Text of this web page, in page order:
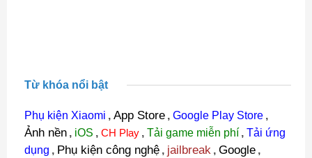
Từ khóa nổi bật
Phụ kiện Xiaomi , App Store , Google Play Store ,
Ảnh nền , iOS , CH Play , Tải game miễn phí , Tải ứng
dụng , Phụ kiện công nghệ , jailbreak , Google ,